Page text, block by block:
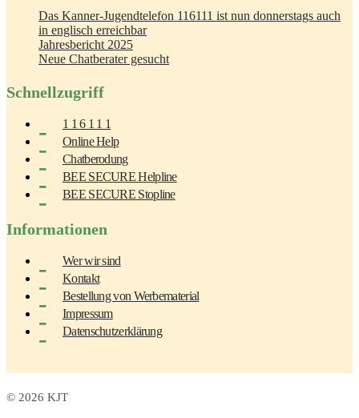
Das Kanner-Jugendtelefon 116111 ist nun donnerstags auch
in englisch erreichbar
Jahresbericht 2025
Neue Chatberater gesucht
Schnellzugriff
1 1 6 1 1 1
Online Help
Chatberodung
BEE SECURE Helpline
BEE SECURE Stopline
Informationen
Wer wir sind
Kontakt
Bestellung von Werbematerial
Impressum
Datenschutzerklärung
© 2026 KJT